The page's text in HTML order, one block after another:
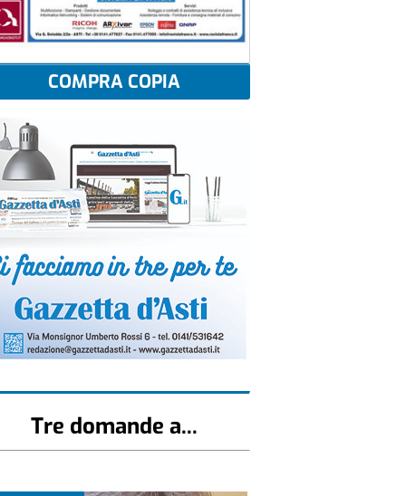
COMPRA COPIA
Tre domande a...